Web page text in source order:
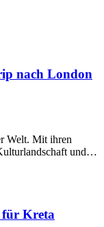
nach London
Welt. Mit ihren
und…
Kreta